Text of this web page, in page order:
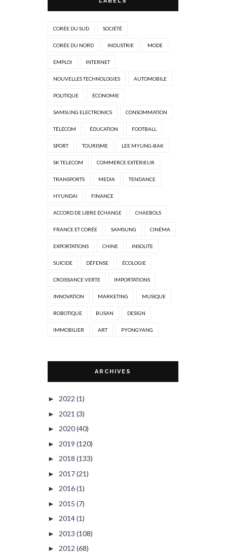
CORÉE DU SUD SOCIÉTÉ
CORÉE DU NORD INDUSTRIE MODE
EMPLOI INTERNET
NOUVELLES TECHNOLOGIES AUTOMOBILE
POLITIQUE ÉCONOMIE
SAMSUNG ELECTRONICS CONSOMMATION
TÉLÉCOM ÉDUCATION FOOTBALL
SPORT TOURISME LEE MYUNG-BAK
SK TELECOM COMMERCE EXTÉRIEUR
TRANSPORTS MEDIA TENDANCE
HYUNDAI FINANCE
ACCORD DE LIBRE ÉCHANGE CHAEBOLS
FRANCE ET CORÉE SAMSUNG CINÉMA
EXPORTATIONS CHINE INSOLITE
SUICIDE DÉFENSE ÉCOLOGIE
CROISSANCE VERTE IMPORTATIONS
INNOVATION MARKETING MUSIQUE
ROBOTIQUE BUSAN DESIGN
IMMOBILIER ART PYONGYANG
ARCHIVES
► 2022 (1)
► 2021 (3)
► 2020(40)
► 2019 (120)
► 2018 (133)
► 2017(21)
► 2016(1)
► 2015 (7)
► 2014(1)
► 2013 (108)
► 2012 (68)